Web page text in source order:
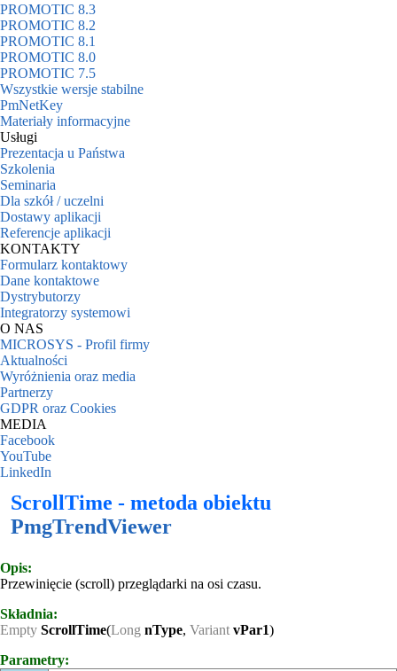
PROMOTIC 8.3
PROMOTIC 8.2
PROMOTIC 8.1
PROMOTIC 8.0
PROMOTIC 7.5
Wszystkie wersje stabilne
PmNetKey
Materiały informacyjne
Usługi
Prezentacja u Państwa
Szkolenia
Seminaria
Dla szkół / uczelni
Dostawy aplikacji
Referencje aplikacji
KONTAKTY
Formularz kontaktowy
Dane kontaktowe
Dystrybutorzy
Integratorzy systemowi
O NAS
MICROSYS - Profil firmy
Aktualności
Wyróżnienia oraz media
Partnerzy
GDPR oraz Cookies
MEDIA
Facebook
YouTube
LinkedIn
ScrollTime - metoda obiektu
PmgTrendViewer
Opis:
Przewinięcie (scroll) przeglądarki na osi czasu.
Składnia:
Empty ScrollTime(Long nType, Variant vPar1)
Parametry: